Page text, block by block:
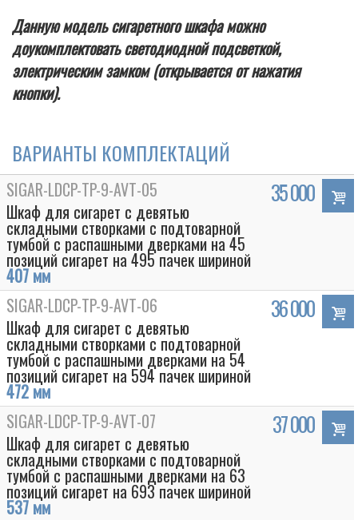
Данную модель сигаретного шкафа можно
доукомплектовать светодиодной подсветкой,
электрическим замком (открывается от нажатия
кнопки).
ВАРИАНТЫ КОМПЛЕКТАЦИЙ
SIGAR-LDCP-TP-9-AVT-05
Шкаф для сигарет с девятью
складными створками с подтоварной
тумбой с распашными дверками на 45
позиций сигарет на 495 пачек шириной
407 мм
35 000
SIGAR-LDCP-TP-9-AVT-06
Шкаф для сигарет с девятью
складными створками с подтоварной
тумбой с распашными дверками на 54
позиций сигарет на 594 пачек шириной
472 мм
36 000
SIGAR-LDCP-TP-9-AVT-07
Шкаф для сигарет с девятью
складными створками с подтоварной
тумбой с распашными дверками на 63
позиций сигарет на 693 пачек шириной
537 мм
37 000